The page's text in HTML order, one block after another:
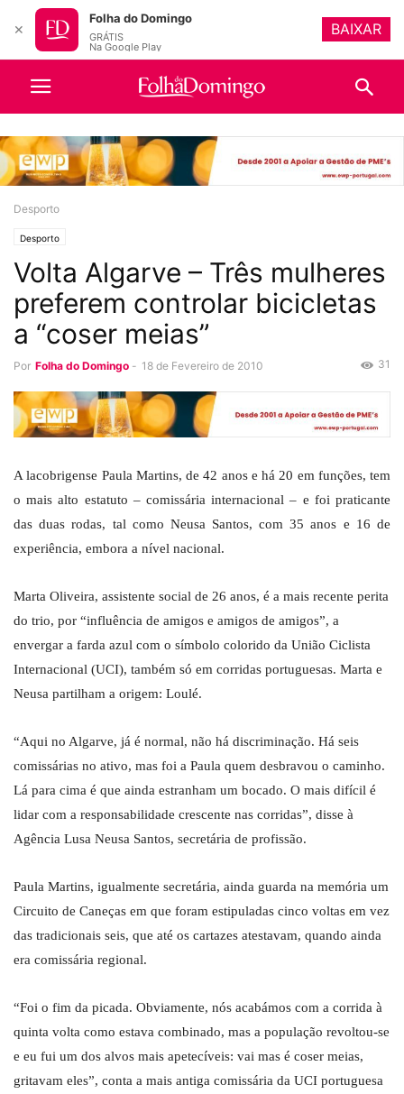
Desporto
Desporto
Volta Algarve – Três mulheres
preferem controlar bicicletas
a “coser meias”
Por Folha do Domingo - 18 de Fevereiro de 2010 31
A lacobrigense Paula Martins, de 42 anos e há 20 em funções, tem
o mais alto estatuto – comissária internacional – e foi praticante
das duas rodas, tal como Neusa Santos, com 35 anos e 16 de
experiência, embora a nível nacional.
Marta Oliveira, assistente social de 26 anos, é a mais recente perita
do trio, por “influência de amigos e amigos de amigos”, a
envergar a farda azul com o símbolo colorido da União Ciclista
Internacional (UCI), também só em corridas portuguesas. Marta e
Neusa partilham a origem: Loulé.
“Aqui no Algarve, já é normal, não há discriminação. Há seis
comissárias no ativo, mas foi a Paula quem desbravou o caminho.
Lá para cima é que ainda estranham um bocado. O mais difícil é
lidar com a responsabilidade crescente nas corridas”, disse à
Agência Lusa Neusa Santos, secretária de profissão.
Paula Martins, igualmente secretária, ainda guarda na memória um
Circuito de Caneças em que foram estipuladas cinco voltas em vez
das tradicionais seis, que até os cartazes atestavam, quando ainda
era comissária regional.
“Foi o fim da picada. Obviamente, nós acabámos com a corrida à
quinta volta como estava combinado, mas a população revoltou-se
e eu fui um dos alvos mais apetecíveis: vai mas é coser meias,
gritavam eles”, conta a mais antiga comissária da UCI portuguesa
✕
Folha do Domingo
GRÁTIS
Na Google Play
BAIXAR